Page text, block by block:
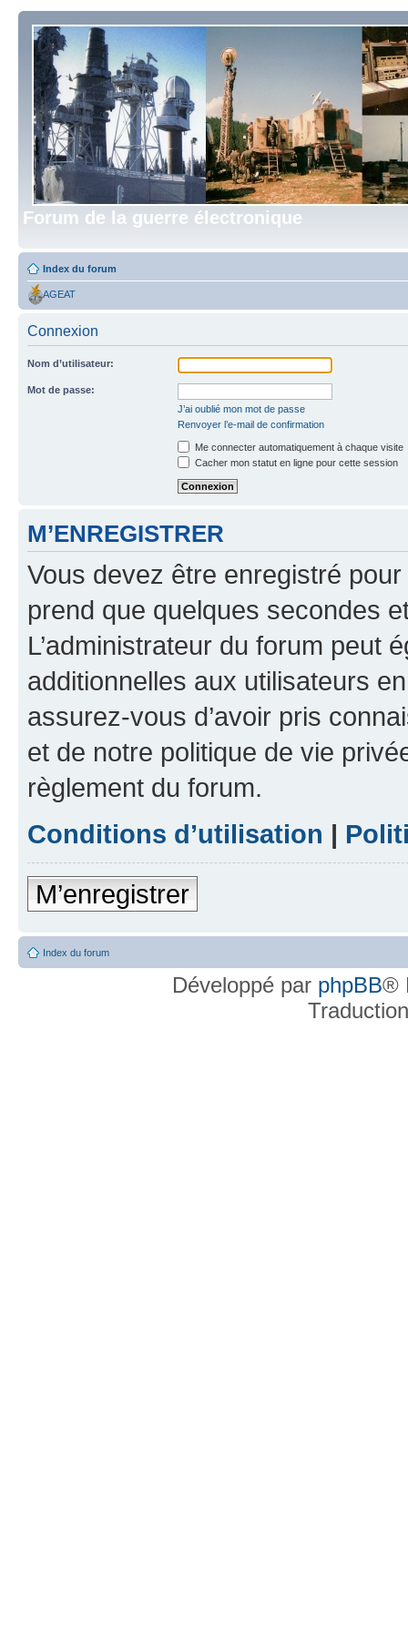
Forum de la guerre électronique
Index du forum
AGEAT
Connexion
Nom d’utilisateur:
Mot de passe:
J’ai oublié mon mot de passe
Renvoyer l’e-mail de confirmation
Me connecter automatiquement à chaque visite
Cacher mon statut en ligne pour cette session
M’ENREGISTRER
Vous devez être enregistré
prend que quelques secondes
L’administrateur du forum peut
additionnelles aux utilisateurs
assurez-vous d’avoir pris
et de notre politique de vie
règlement du forum.
Conditions d’utilisation |
M’enregistrer
Index du forum
Développé par phpBB®